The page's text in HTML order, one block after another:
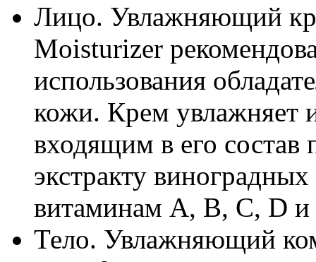
Лицо. Увлажняющий
Moisturizer
использования
кожи. Крем увлажняет
входящим в его
экстракту
витаминам A, B, C, D и
Тело. Увлажняющий